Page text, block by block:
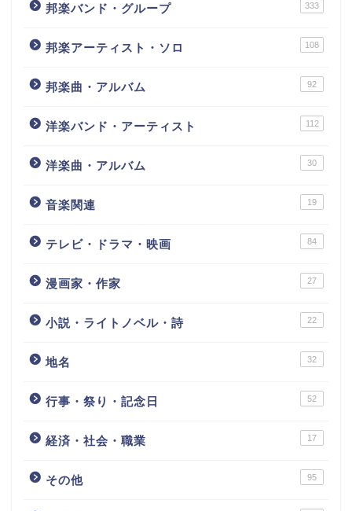
邦楽バンド・グループ 333
邦楽アーティスト・ソロ 108
邦楽曲・アルバム 92
洋楽バンド・アーティスト 112
洋楽曲・アルバム 30
音楽関連 19
テレビ・ドラマ・映画 84
漫画家・作家 27
小説・ライトノベル・詩 22
地名 32
行事・祭り・記念日 52
経済・社会・職業 17
その他 95